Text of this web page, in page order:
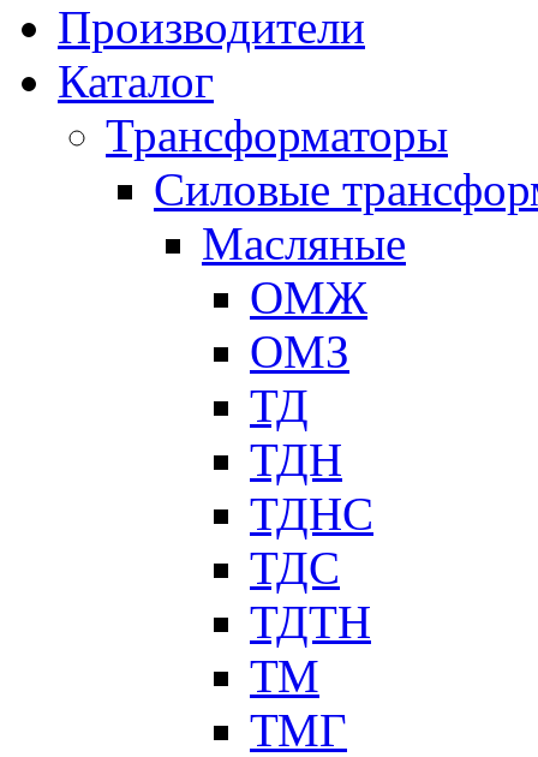
Производители
Каталог
Трансформаторы
Cиловые
Масляные
ОМЖ
ОМЗ
ТД
ТДН
ТДНС
ТДС
ТДТН
ТМ
ТМГ